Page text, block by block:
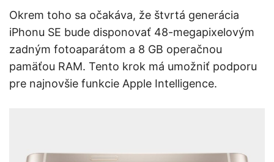
Okrem toho sa očakáva, že štvrtá generácia
iPhonu SE bude disponovať 48-megapixelovým
zadným fotoaparátom a 8 GB operačnou
pamäťou RAM. Tento krok má umožniť podporu
pre najnovšie funkcie Apple Intelligence.